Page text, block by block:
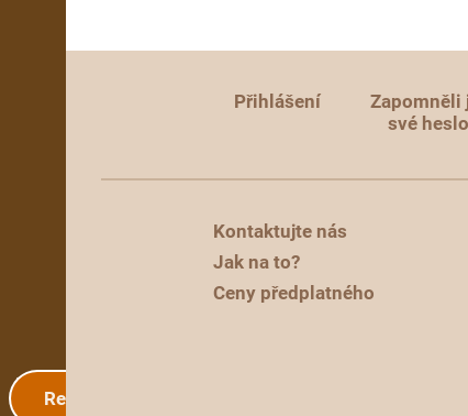
Registrace
Přihlášení
Zapomněli
své
Kontaktujte nás
Jak na to?
Ceny předplatného